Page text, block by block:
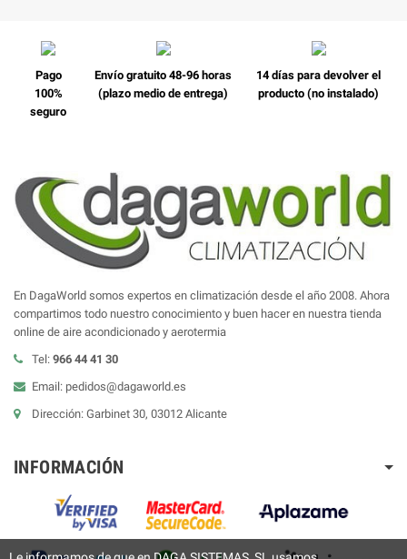
Pago
100%
seguro
Envío gratuito 48-96 horas
(plazo medio de entrega)
14 días para devolver el
producto (no instalado)
En DagaWorld somos expertos en climatización desde el año 2008. Ahora
compartimos todo nuestro conocimiento y buen hacer en nuestra tienda
online de aire acondicionado y aerotermia
Tel: 966 44 41 30
Email: pedidos@dagaworld.es
Dirección: Garbinet 30, 03012 Alicante
INFORMACIÓN